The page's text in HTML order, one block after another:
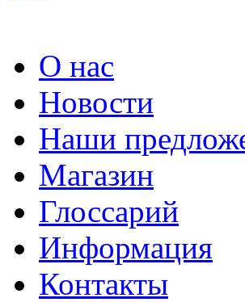
О нас
Новости
Наши
Магазин
Глоссарий
Информация
Контакты